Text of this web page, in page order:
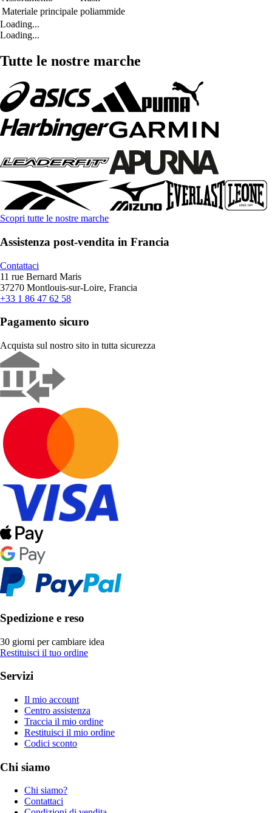
Materiale principale poliammide
Loading...
Loading...
Tutte le nostre marche
Scopri tutte le nostre marche
Assistenza post-vendita in Francia
Contattaci
11 rue Bernard Maris
37270 Montlouis-sur-Loire, Francia
+33 1 86 47 62 58
Pagamento sicuro
Acquista sul nostro sito in tutta sicurezza
Spedizione e reso
30 giorni per cambiare idea
Restituisci il tuo ordine
Servizi
Il mio account
Centro assistenza
Traccia il mio ordine
Restituisci il mio ordine
Codici sconto
Chi siamo
Chi siamo?
Contattaci